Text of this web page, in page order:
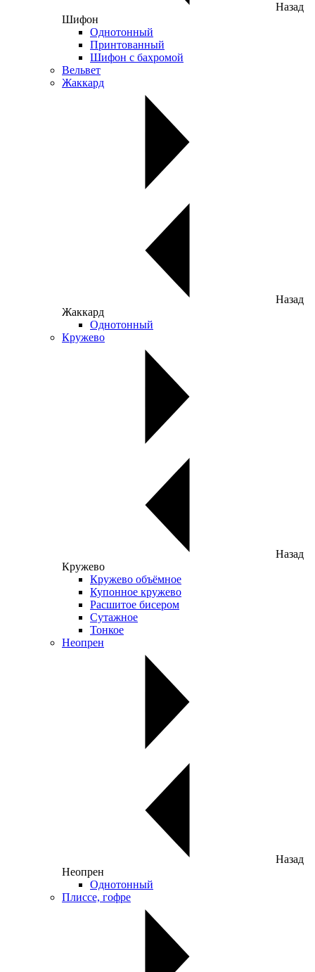
Назад
Шифон
Однотонный
Принтованный
Шифон с бахромой
Вельвет
Жаккард
Назад
Жаккард
Однотонный
Кружево
Назад
Кружево
Кружево объёмное
Купонное кружево
Расшитое бисером
Сутажное
Тонкое
Неопрен
Назад
Неопрен
Однотонный
Плиссе, гофре